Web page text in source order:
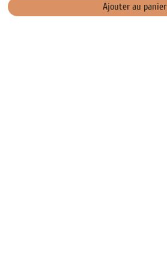
Ajouter au panier